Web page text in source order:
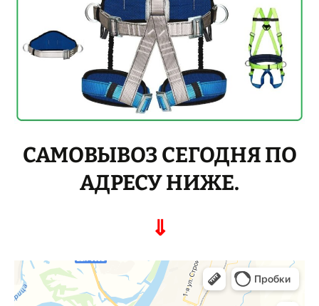
САМОВЫВОЗ СЕГОДНЯ ПО
АДРЕСУ НИЖЕ.
⇓